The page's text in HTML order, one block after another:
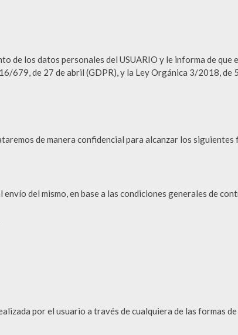
de los datos personales del USUARIO y le informa de que
679, de 27 de abril (GDPR), y la Ley Orgánica 3/2018, de
de manera confidencial para alcanzar los siguientes
del mismo, en base a las condiciones generales de
por el usuario a través de cualquiera de las formas